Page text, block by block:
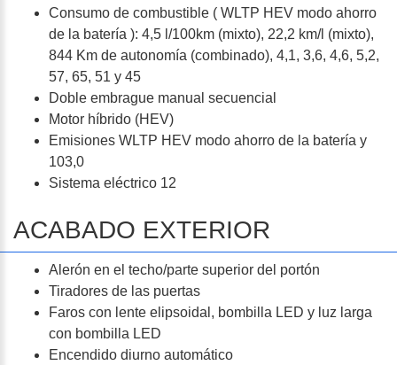
Consumo de combustible ( WLTP HEV modo ahorro
de la batería ): 4,5 l/100km (mixto), 22,2 km/l (mixto),
844 Km de autonomía (combinado), 4,1, 3,6, 4,6, 5,2,
57, 65, 51 y 45
Doble embrague manual secuencial
Motor híbrido (HEV)
Emisiones WLTP HEV modo ahorro de la batería y
103,0
Sistema eléctrico 12
ACABADO EXTERIOR
Alerón en el techo/parte superior del portón
Tiradores de las puertas
Faros con lente elipsoidal, bombilla LED y luz larga
con bombilla LED
Encendido diurno automático